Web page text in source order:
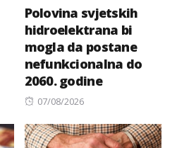
Polovina svjetskih
hidroelektrana bi
mogla da postane
nefunkcionalna do
2060. godine
Posted
07/08/2026